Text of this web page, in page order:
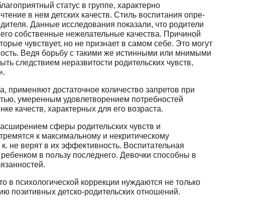
статус в группе, характерно
в нем детских качеств. Стиль воспитания опре­
Данные исследования показали, что родители
собственные нежелательные качества. При­чиной
чувствует, но не признает в самом себе. Это могут
Ведя борьбу с такими же ис­тинными или мнимыми
следствием неразвитости родительских чувств,
применяют достаточное количество запретов при
умеренным удовлетворением по­требностей
качеств, характерных для его возраста.
сферы родительских чувств и
к максимальному и некритическо­му
не верят в их эффективность. Воспитательная
в пользу последнего. Девочки спо­собны в
в психологической коррекции нуждаются не только
позитивных детско-родительских отношений.